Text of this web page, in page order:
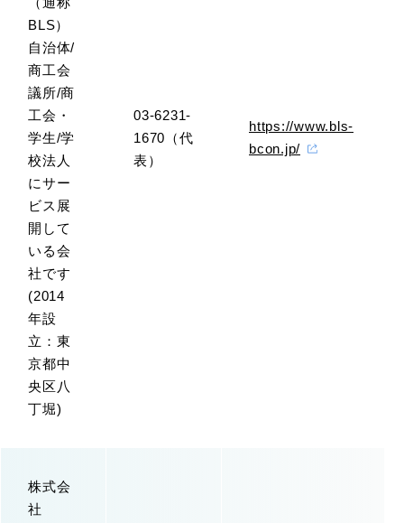
BLS）
自治体/
商工会
議所/商
工会・
学生/学
校法人
にサー
ビス展
開して
いる会
社です
(2014
年設
立：東
京都中
央区八
丁堀)
03-6231-
1670（代
表）
https://www.bls-
bcon.jp/
株式会
社